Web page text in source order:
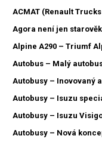
ACMAT (Renault
Agora není jen
Alpine A290 – Triumf
Autobus – Malý
Autobusy – Inovovaný
Autobusy – Isuzu
Autobusy – Isuzu
Autobusy – Nová